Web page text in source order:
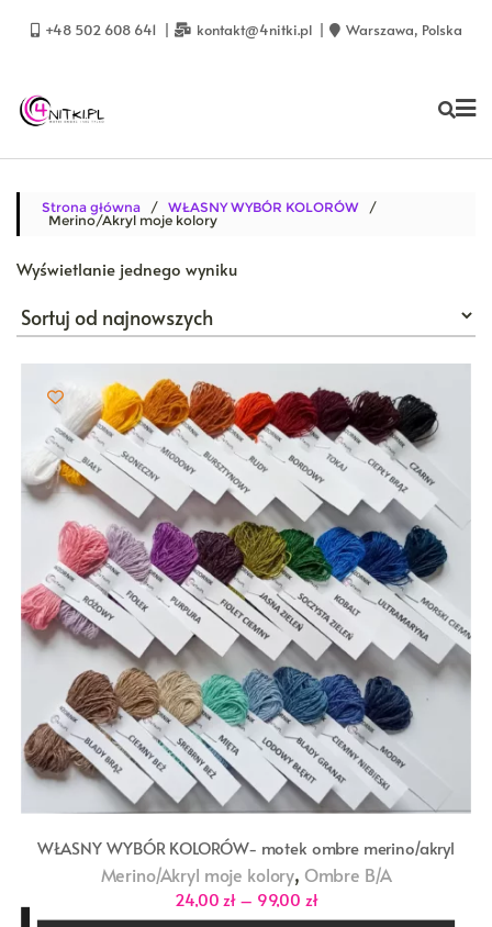
+48 502 608 641 kontakt@4nitki.pl Warszawa, Polska
Strona główna / WŁASNY WYBÓR KOLORÓW /
Merino/Akryl moje kolory
Wyświetlanie jednego wyniku
WŁASNY WYBÓR KOLORÓW- motek ombre merino/akryl
Merino/Akryl moje kolory, Ombre B/A
24,00 zł – 99,00 złZakres
cen: